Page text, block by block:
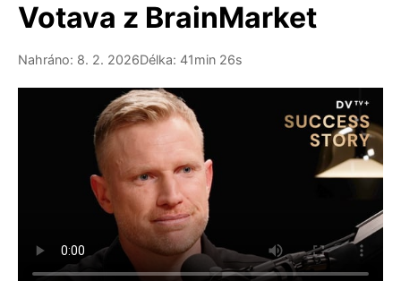
Votava z BrainMarket
Nahráno: 8. 2. 2026Délka: 41min 26s